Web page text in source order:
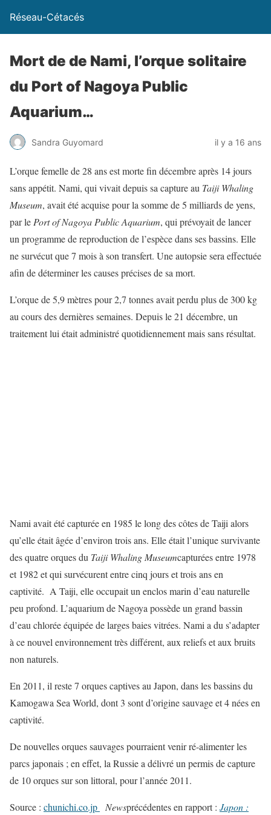
Réseau-Cétacés
Mort de de Nami, l’orque solitaire
du Port of Nagoya Public
Aquarium…
Sandra Guyomard il y a 16 ans
L’orque femelle de 28 ans est morte fin décembre après 14 jours
sans appétit. Nami, qui vivait depuis sa capture au Taiji Whaling
Museum, avait été acquise pour la somme de 5 milliards de yens,
par le Port of Nagoya Public Aquarium, qui prévoyait de lancer
un programme de reproduction de l’espèce dans ses bassins. Elle
ne survécut que 7 mois à son transfert. Une autopsie sera effectuée
afin de déterminer les causes précises de sa mort.
L’orque de 5,9 mètres pour 2,7 tonnes avait perdu plus de 300 kg
au cours des dernières semaines. Depuis le 21 décembre, un
traitement lui était administré quotidiennement mais sans résultat.
Nami avait été capturée en 1985 le long des côtes de Taiji alors
qu’elle était âgée d’environ trois ans. Elle était l’unique survivante
des quatre orques du Taiji Whaling Museumcapturées entre 1978
et 1982 et qui survécurent entre cinq jours et trois ans en
captivité. A Taiji, elle occupait un enclos marin d’eau naturelle
peu profond. L’aquarium de Nagoya possède un grand bassin
d’eau chlorée équipée de larges baies vitrées. Nami a du s’adapter
à ce nouvel environnement très différent, aux reliefs et aux bruits
non naturels.
En 2011, il reste 7 orques captives au Japon, dans les bassins du
Kamogawa Sea World, dont 3 sont d’origine sauvage et 4 nées en
captivité.
De nouvelles orques sauvages pourraient venir ré-alimenter les
parcs japonais ; en effet, la Russie a délivré un permis de capture
de 10 orques sur son littoral, pour l’année 2011.
Source : chunichi.co.jp Newsprécédentes en rapport : Japon :